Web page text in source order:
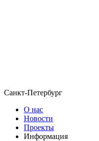
Санкт-Петербург
О нас
Новости
Проекты
Информация